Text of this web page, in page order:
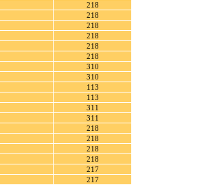
218
218
218
218
218
218
310
310
113
113
311
311
218
218
218
218
217
217